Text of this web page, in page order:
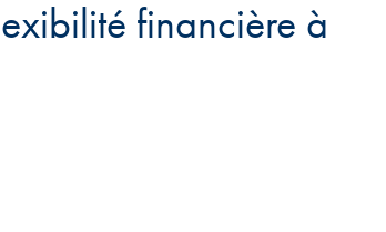
financière à